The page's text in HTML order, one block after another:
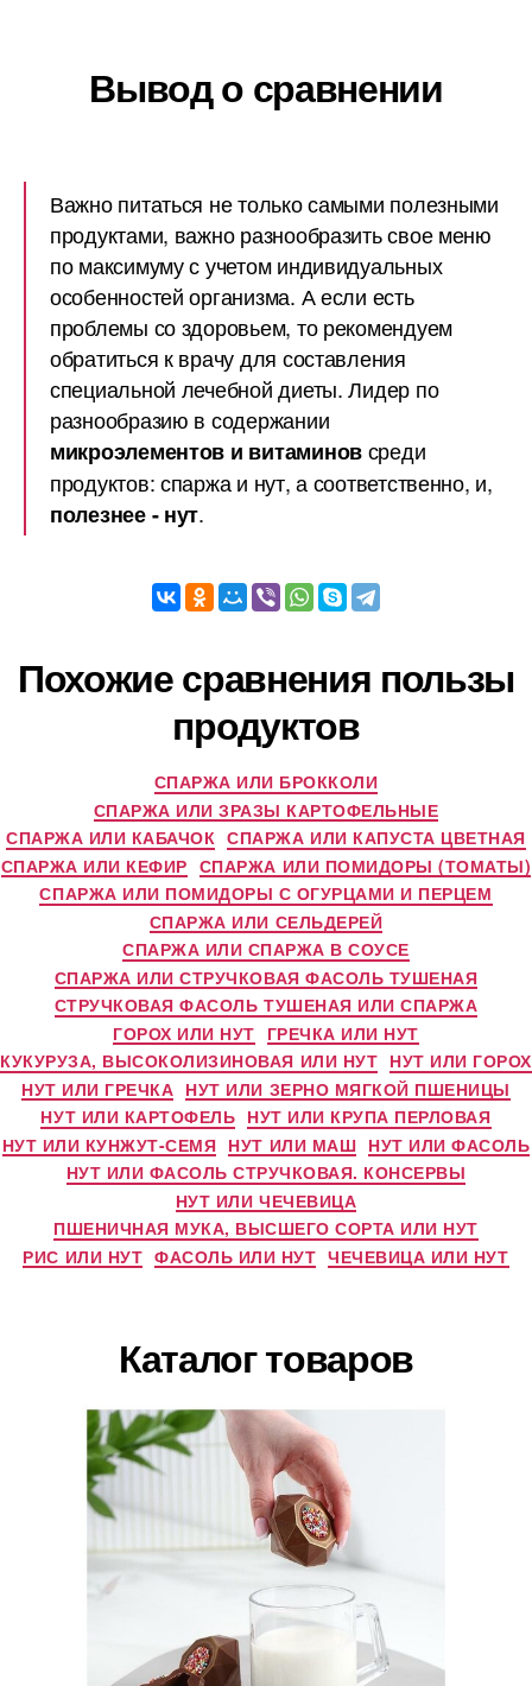
Вывод о сравнении
Важно питаться не только самыми полезными
продуктами, важно разнообразить свое меню
по максимуму с учетом индивидуальных
особенностей организма. А если есть
проблемы со здоровьем, то рекомендуем
обратиться к врачу для составления
специальной лечебной диеты. Лидер по
разнообразию в содержании
микроэлементов и витаминовсреди
продуктов: спаржа и нут, а соответственно, и,
полезнее - нут.
Похожие сравнения пользы
продуктов
СПАРЖА ИЛИ БРОККОЛИ
СПАРЖА ИЛИ ЗРАЗЫ КАРТОФЕЛЬНЫЕ
СПАРЖА ИЛИ КАБАЧОК СПАРЖА ИЛИ КАПУСТА ЦВЕТНАЯ
СПАРЖА ИЛИ КЕФИР СПАРЖА ИЛИ ПОМИДОРЫ (ТОМАТЫ)
СПАРЖА ИЛИ ПОМИДОРЫ С ОГУРЦАМИ И ПЕРЦЕМ
СПАРЖА ИЛИ СЕЛЬДЕРЕЙ
СПАРЖА ИЛИ СПАРЖА В СОУСЕ
СПАРЖА ИЛИ СТРУЧКОВАЯ ФАСОЛЬ ТУШЕНАЯ
СТРУЧКОВАЯ ФАСОЛЬ ТУШЕНАЯ ИЛИ СПАРЖА
ГОРОХ ИЛИ НУТ ГРЕЧКА ИЛИ НУТ
КУКУРУЗА, ВЫСОКОЛИЗИНОВАЯ ИЛИ НУТ НУТ ИЛИ ГОРОХ
НУТ ИЛИ ГРЕЧКА НУТ ИЛИ ЗЕРНО МЯГКОЙ ПШЕНИЦЫ
НУТ ИЛИ КАРТОФЕЛЬ НУТ ИЛИ КРУПА ПЕРЛОВАЯ
НУТ ИЛИ КУНЖУТ-СЕМЯ НУТ ИЛИ МАШ НУТ ИЛИ ФАСОЛЬ
НУТ ИЛИ ФАСОЛЬ СТРУЧКОВАЯ. КОНСЕРВЫ
НУТ ИЛИ ЧЕЧЕВИЦА
ПШЕНИЧНАЯ МУКА, ВЫСШЕГО СОРТА ИЛИ НУТ
РИС ИЛИ НУТ ФАСОЛЬ ИЛИ НУТ ЧЕЧЕВИЦА ИЛИ НУТ
Каталог товаров